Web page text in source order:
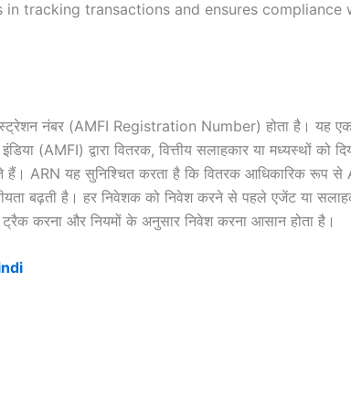
tracking transactions and ensures compliance
नंबर (AMFI Registration Number) होता है। यह
(AMFI) द्वारा वितरक, वित्तीय सलाहकार या मध्यस्थों को
ARN यह सुनिश्चित करता है कि वितरक आधिकारिक रूप से
बढ़ती है। हर निवेशक को निवेश करने से पहले एजेंट या
करना और नियमों के अनुसार निवेश करना आसान होता है।